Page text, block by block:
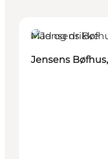
Mad og drikke
Jensens